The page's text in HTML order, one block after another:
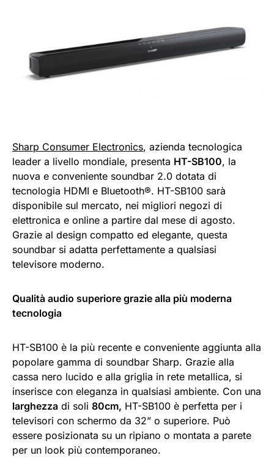
Sharp Consumer Electronics, azienda tecnologica
leader a livello mondiale, presenta HT-SB100, la
nuova e conveniente soundbar 2.0 dotata di
tecnologia HDMI e Bluetooth®. HT-SB100 sarà
disponibile sul mercato, nei migliori negozi di
elettronica e online a partire dal mese di agosto.
Grazie al design compatto ed elegante, questa
soundbar si adatta perfettamente a qualsiasi
televisore moderno.
Qualità audio superiore grazie alla più moderna
tecnologia
HT-SB100 è la più recente e conveniente aggiunta alla
popolare gamma di soundbar Sharp. Grazie alla
cassa nero lucido e alla griglia in rete metallica, si
inserisce con eleganza in qualsiasi ambiente. Con una
larghezza di soli 80cm, HT-SB100 è perfetta per i
televisori con schermo da 32” o superiore. Può
essere posizionata su un ripiano o montata a parete
per un look più contemporaneo.